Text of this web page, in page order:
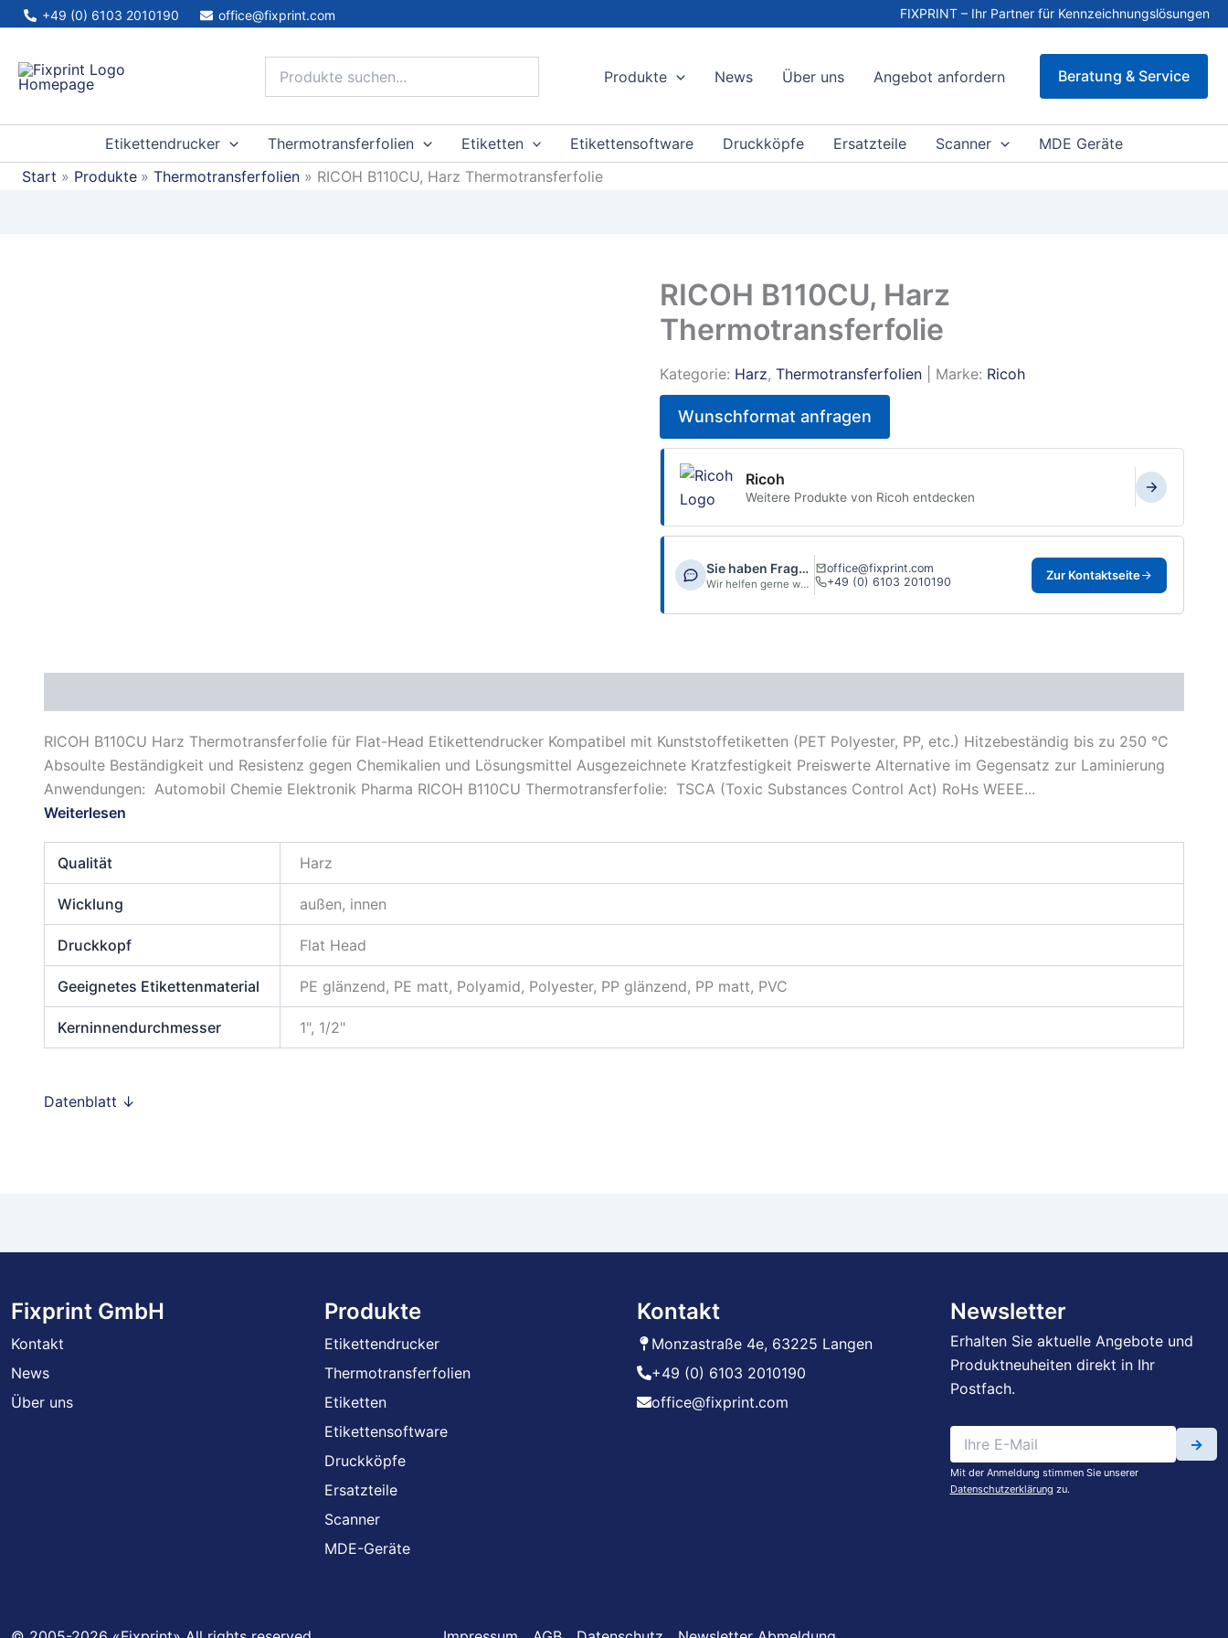
Zum
springen
+49 (0) 6103 2010190 office@fixprint.com FIXPRINT – Ihr Partner für Kennzeichnungslösungen
Produkte News Über uns Angebot anfordern Beratung & Service
Etikettendrucker Thermotransferfolien Etiketten Etikettensoftware Druckköpfe Ersatzteile Scanner
MDE Geräte
Start
Produkte Thermotransferfolien RICOH B110CU, Harz Thermotransferfolie
RICOH B110CU, Harz
Thermotransferfolie
Kategorie: Harz, Thermotransferfolien| Marke: Ricoh
Wunschformat anfragen
Ricoh
Weitere Produkte von Ricoh entdecken
Sie haben Fragen?
Wir helfen gerne weiter.
office@fixprint.com
+49 (0) 6103 2010190
Zur Kontaktseite
RICOH B110CU Harz Thermotransferfolie für Flat-Head Etikettendrucker Kompatibel mit Kunststoffetiketten (PET Polyester, PP, etc.) Hitzebeständig bis zu 250 °C
Absoulte Beständigkeit und Resistenz gegen Chemikalien und Lösungsmittel Ausgezeichnete Kratzfestigkeit Preiswerte Alternative im Gegensatz zur Laminierung
Anwendungen: Automobil Chemie Elektronik Pharma RICOH B110CU Thermotransferfolie: TSCA (Toxic Substances Control Act) RoHs WEEE...
Weiterlesen
Qualität Harz
Wicklung außen, innen
Druckkopf Flat Head
Geeignetes Etikettenmaterial PE glänzend, PE matt, Polyamid, Polyester, PP glänzend, PP matt, PVC
Kerninnendurchmesser 1", 1/2"
Datenblatt ↓
Fixprint GmbH
Kontakt
News
Über uns
Produkte
Etikettendrucker
Thermotransferfolien
Etiketten
Etikettensoftware
Druckköpfe
Ersatzteile
Scanner
MDE-Geräte
Kontakt
Monzastraße 4e, 63225 Langen
+49 (0) 6103 2010190
office@fixprint.com
Newsletter
Erhalten Sie aktuelle Angebote und
Produktneuheiten direkt in Ihr
Postfach.
→
Mit der Anmeldung stimmen Sie unserer
Datenschutzerklärung zu.